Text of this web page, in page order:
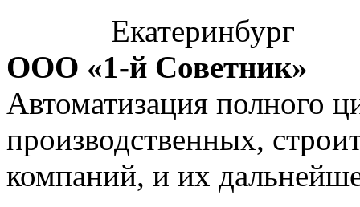
Екатеринбург
ООО «1-й Советник»
Автоматизация полного
производственных,
компаний, и их